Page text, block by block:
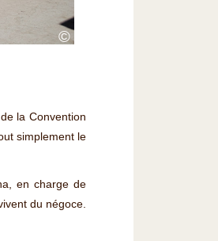
©
la Convention
simplement le
en charge de
du négoce.